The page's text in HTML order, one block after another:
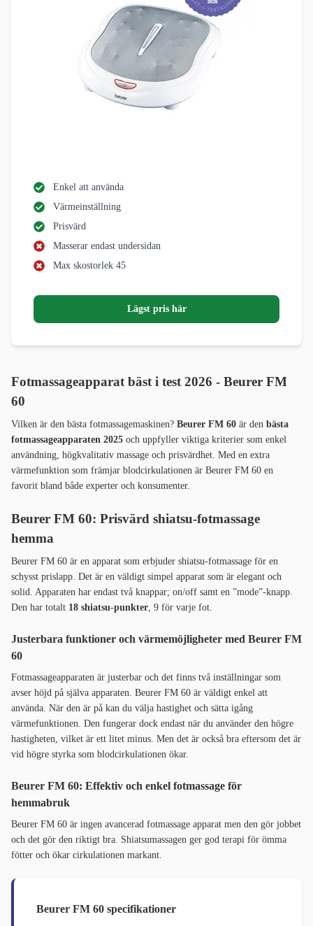
Enkel att använda
Värmeinställning
Prisvärd
Masserar endast undersidan
Max skostorlek 45
Lägst pris här
Fotmassageapparat bäst i test 2026 - Beurer FM
60
Vilken är den bästa fotmassagemaskinen? Beurer FM 60 är den bästa
fotmassageapparaten 2025 och uppfyller viktiga kriterier som enkel
användning, högkvalitativ massage och prisvärdhet. Med en extra
värmefunktion som främjar blodcirkulationen är Beurer FM 60 en
favorit bland både experter och konsumenter.
Beurer FM 60: Prisvärd shiatsu-fotmassage
hemma
Beurer FM 60 är en apparat som erbjuder shiatsu-fotmassage för en
schysst prislapp. Det är en väldigt simpel apparat som är elegant och
solid. Apparaten har endast två knappar; on/off samt en ”mode”-knapp.
Den har totalt 18 shiatsu-punkter , 9 för varje fot.
Justerbara funktioner och värmemöjligheter med Beurer FM
60
Fotmassageapparaten är justerbar och det finns två inställningar som
avser höjd på själva apparaten. Beurer FM 60 är väldigt enkel att
använda. När den är på kan du välja hastighet och sätta igång
värmefunktionen. Den fungerar dock endast när du använder den högre
hastigheten, vilket är ett litet minus. Men det är också bra eftersom det är
vid högre styrka som blodcirkulationen ökar.
Beurer FM 60: Effektiv och enkel fotmassage för
hemmabruk
Beurer FM 60 är ingen avancerad fotmassage apparat men den gör jobbet
och det gör den riktigt bra. Shiatsumassagen ger god terapi för ömma
fötter och ökar cirkulationen markant.
Beurer FM 60 specifikationer